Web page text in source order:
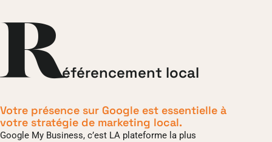
Référencement local
Votre présence sur Google est essentielle à
votre stratégie de marketing local.
Google My Business, c’est LA plateforme la plus